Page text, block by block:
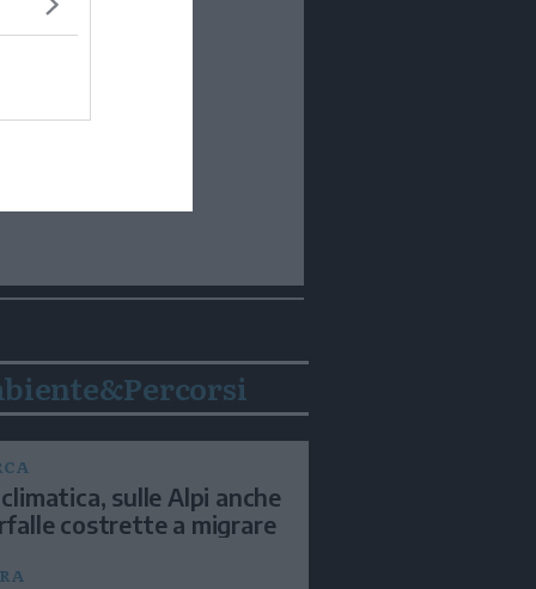
sulle Alpi anche
costrette a migrare